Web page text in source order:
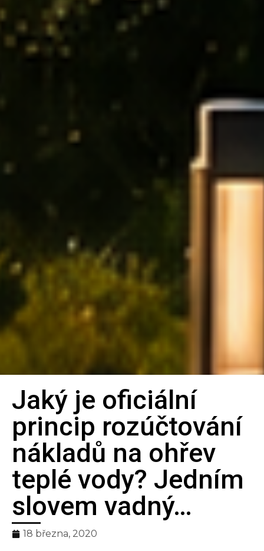
Bilanční
metoda
pro spravedlivé
rozúčtování tepla
Jaký je oficiální
princip rozúčtování
nákladů na ohřev
teplé vody? Jedním
slovem vadný…
18 března, 2020